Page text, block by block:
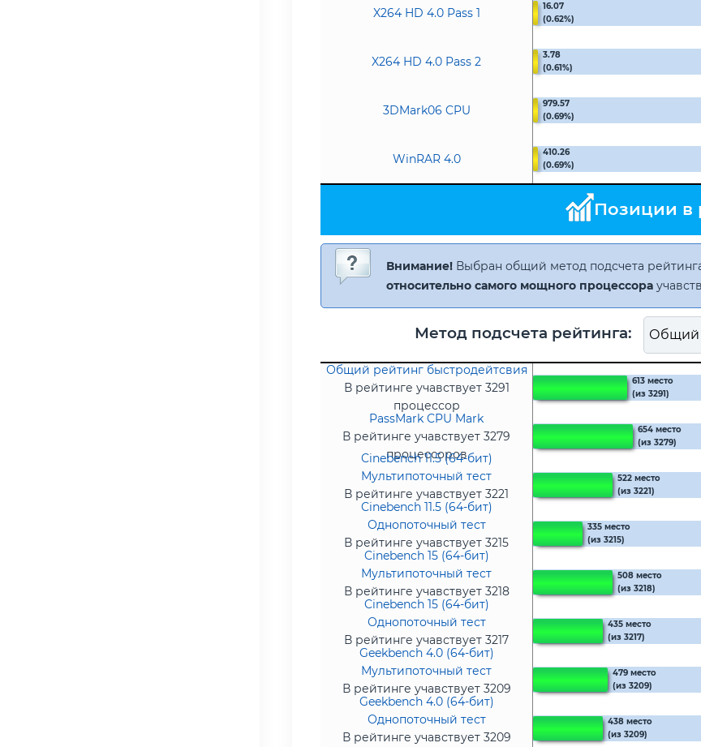
X264 HD 4.0 Pass 1
16.07
(0.62%)
X264 HD 4.0 Pass 2
3.78
(0.61%)
3DMark06 CPU
979.57
(0.69%)
WinRAR 4.0
410.26
(0.69%)
Позиции в
Внимание! Выбран общий метод подсчета
относительно самого мощного процессора
Метод подсчета рейтинга:
Общий рейтинг быстродейтсвия
В рейтинге учавствует 3291
процессор
613 место
(из 3291)
PassMark CPU Mark
В рейтинге учавствует 3279
процессоров
654 место
(из 3279)
Cinebench 11.5 (64-бит)
Мультипоточный тест
В рейтинге учавствует 3221
процессор
522 место
(из 3221)
Cinebench 11.5 (64-бит)
Однопоточный тест
В рейтинге учавствует 3215
процессоров
335 место
(из 3215)
Cinebench 15 (64-бит)
Мультипоточный тест
В рейтинге учавствует 3218
процессоров
508 место
(из 3218)
Cinebench 15 (64-бит)
Однопоточный тест
В рейтинге учавствует 3217
процессоров
435 место
(из 3217)
Geekbench 4.0 (64-бит)
Мультипоточный тест
В рейтинге учавствует 3209
процессоров
479 место
(из 3209)
Geekbench 4.0 (64-бит)
Однопоточный тест
В рейтинге учавствует 3209
438 место
(из 3209)